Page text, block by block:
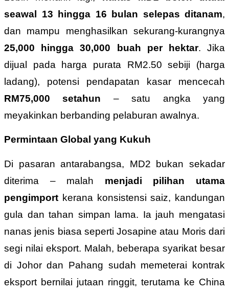
seawal 13 hingga 16 bulan selepas ditanam,
dan mampu menghasilkan sekurang-kurangnya
25,000 hingga 30,000 buah per hektar. Jika
dijual pada harga purata RM2.50 sebiji (harga
ladang), potensi pendapatan kasar mencecah
RM75,000 setahun – satu angka yang
meyakinkan berbanding pelaburan awalnya.
Permintaan Global yang Kukuh
Di pasaran antarabangsa, MD2 bukan sekadar
diterima – malah menjadi pilihan utama
pengimport kerana konsistensi saiz, kandungan
gula dan tahan simpan lama. Ia jauh mengatasi
nanas jenis biasa seperti Josapine atau Moris dari
segi nilai eksport. Malah, beberapa syarikat besar
di Johor dan Pahang sudah memeterai kontrak
eksport bernilai jutaan ringgit, terutama ke China